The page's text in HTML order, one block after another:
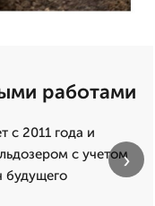
работами
с 2011 года и
с учетом
будущего
›